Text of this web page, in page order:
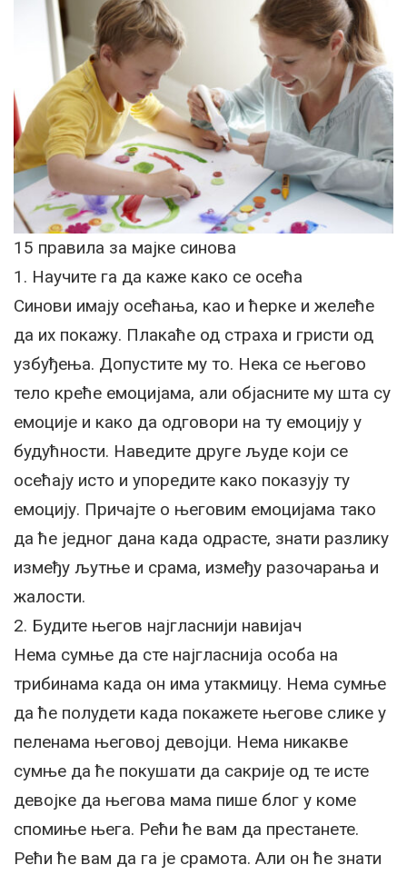
15 правила за мајке синова
1. Научите га да каже како се осећа
Синови имају осећања, као и ћерке и желеће
да их покажу. Плакаће од страха и гристи од
узбуђења. Допустите му то. Нека се његово
тело креће емоцијама, али објасните му шта су
емоције и како да одговори на ту емоцију у
будућности. Наведите друге људе који се
осећају исто и упоредите како показују ту
емоцију. Причајте о његовим емоцијама тако
да ће једног дана када одрасте, знати разлику
између љутње и срама, између разочарања и
жалости.
2. Будите његов најгласнији навијач
Нема сумње да сте најгласнија особа на
трибинама када он има утакмицу. Нема сумње
да ће полудети када покажете његове слике у
пеленама његовој девојци. Нема никакве
сумње да ће покушати да сакрије од те исте
девојке да његова мама пише блог у коме
спомиње њега. Рећи ће вам да престанете.
Рећи ће вам да га је срамота. Али он ће знати